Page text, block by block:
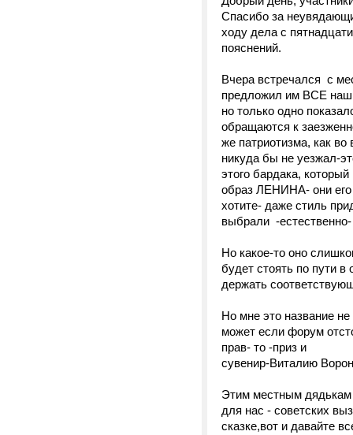
Спасибо за
ходу дела с
пояснений.
Вчера встречался с
предложил им ВСЕ
но только одно
обращаются к
же патриотизма, как
никуда бы не
этого бардака,
образ ЛЕНИНА- они его
хотите- даже стиль
выбрали -
Но какое-то оно
будет стоять по пути
держать
Но мне это название
может если форум
прав- то -приз и
сувенир-Виталию
Этим местным дядькам
для нас - советских
сказке,вот и давайте